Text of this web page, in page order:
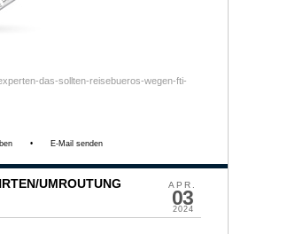
das-sollten-reisebueros-wegen-fti-
• E-Mail senden
APR.
03
2024
UMROUTUNG